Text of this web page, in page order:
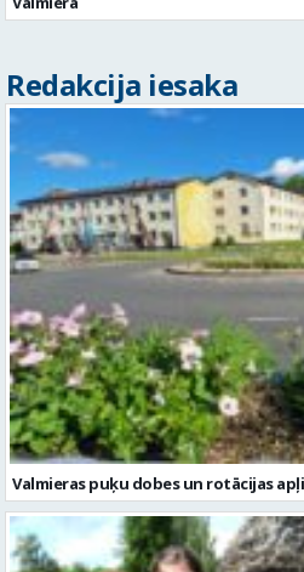
Redakcija iesaka
Valmieras puķu dobes un rotācijas apļi